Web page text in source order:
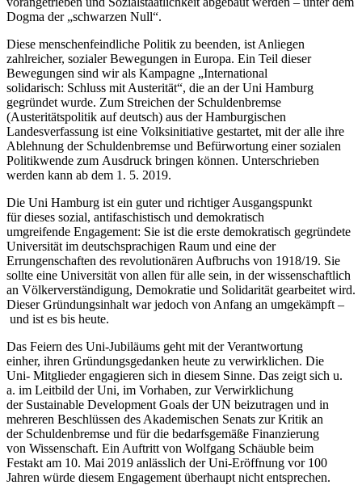
Dogma der „schwarzen Null“.
Diese menschenfeindliche Politik zu beenden, ist Anliegen
zahlreicher, sozialer Bewegungen in Europa. Ein Teil dieser
Bewegungen sind wir als Kampagne „International
solidarisch: Schluss mit Austerität“, die an der Uni Hamburg
gegründet wurde. Zum Streichen der Schuldenbremse
(Austeritätspolitik auf deutsch) aus der Hamburgischen
Landesverfassung ist eine Volksinitiative gestartet, mit der alle ihre
Ablehnung der Schuldenbremse und Befürwortung einer sozialen
Politikwende zum Ausdruck bringen können. Unterschrieben
werden kann ab dem 1. 5. 2019.
Die Uni Hamburg ist ein guter und richtiger Ausgangspunkt
für dieses sozial, antifaschistisch und demokratisch
umgreifende Engagement: Sie ist die erste demokratisch gegründete
Universität im deutschsprachigen Raum und eine der
Errungenschaften des revolutionären Aufbruchs von 1918/19. Sie
sollte eine Universität von allen für alle sein, in der wissenschaftlich
an Völkerverständigung, Demokratie und Solidarität gearbeitet wird.
Dieser Gründungsinhalt war jedoch von Anfang an umgekämpft –
und ist es bis heute.
Das Feiern des Uni-Jubiläums geht mit der Verantwortung
einher, ihren Gründungsgedanken heute zu verwirklichen. Die
Uni- Mitglieder engagieren sich in diesem Sinne. Das zeigt sich u.
a. im Leitbild der Uni, im Vorhaben, zur Verwirklichung
der Sustainable Development Goals der UN beizutragen und in
mehreren Beschlüssen des Akademischen Senats zur Kritik an
der Schuldenbremse und für die bedarfsgemäße Finanzierung
von Wissenschaft. Ein Auftritt von Wolfgang Schäuble beim
Festakt am 10. Mai 2019 anlässlich der Uni-Eröffnung vor 100
Jahren würde diesem Engagement überhaupt nicht entsprechen.